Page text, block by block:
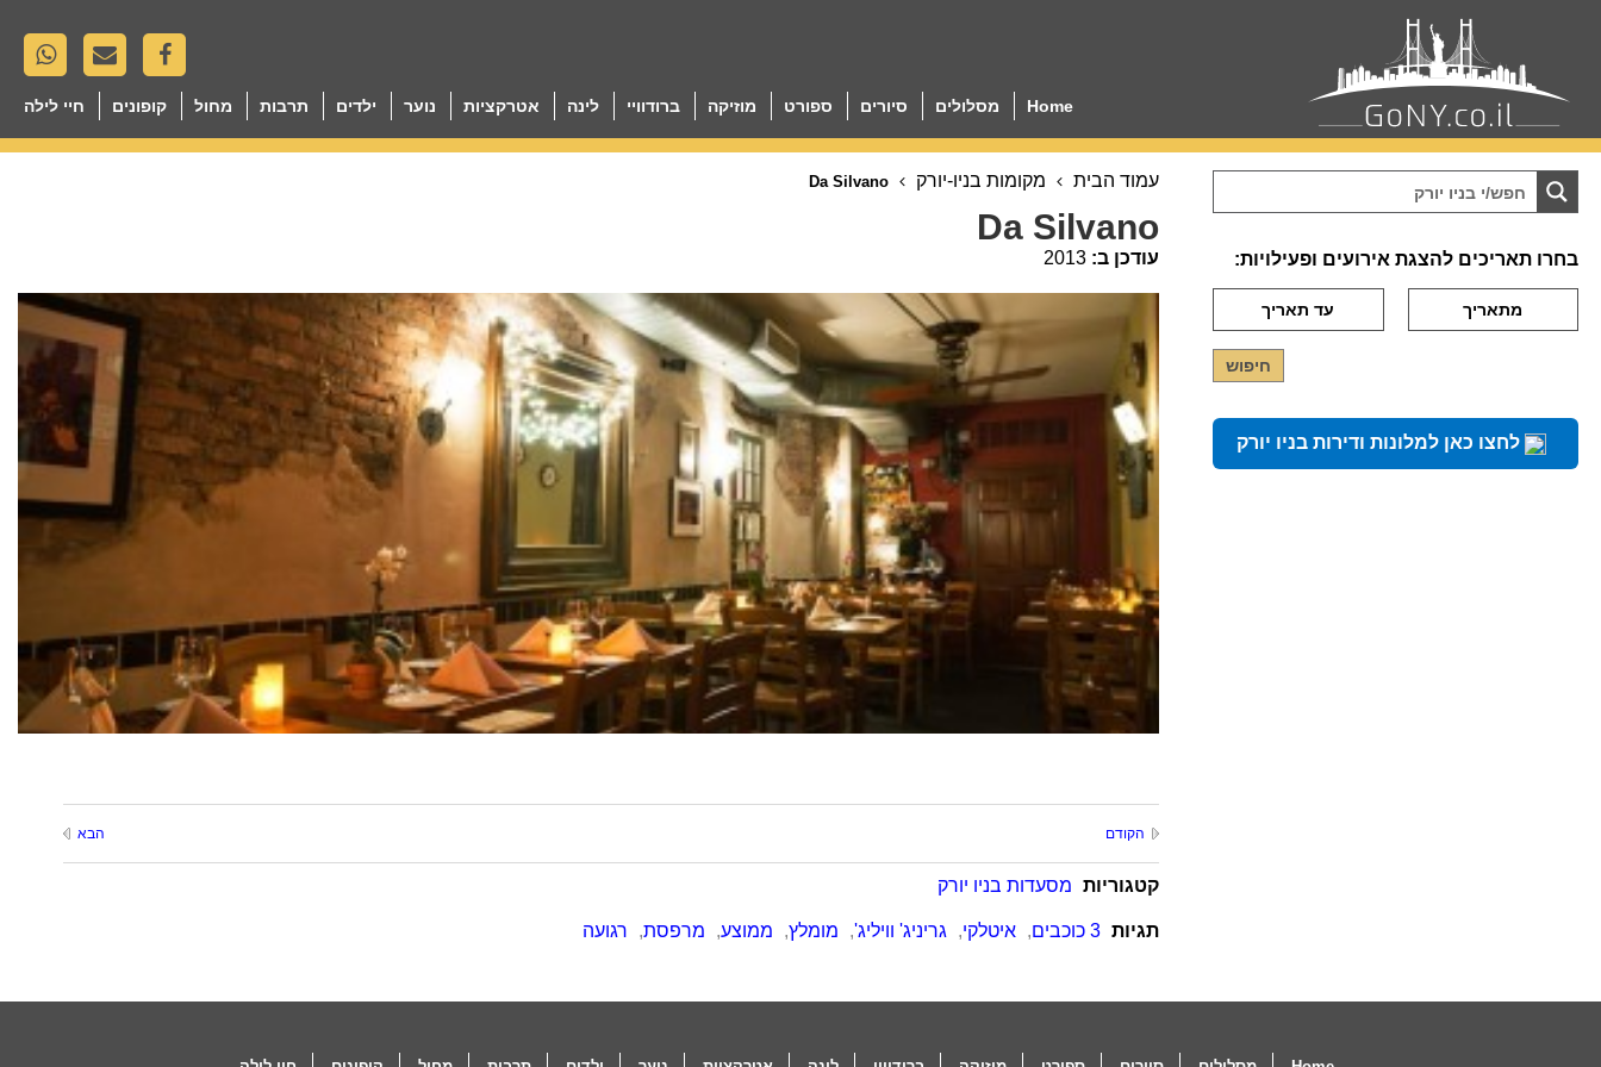
Home מסלולים סיורים ספורט מוזיקה ברודוויי לינה אטרקציות נוער ילדים תרבות מחול קופונים חיי לילה
עמוד הבית מקומות בניו-יורק
Da Silvano
עודכן ב: 2013
הקודם הבא
קטגוריות מסעדות בניו יורק
תגיות 3 כוכבים , איטלקי, גריניג' וויליג', מומלץ, ממוצע, מרפסת, רגועה
בחרו תאריכים להצגת אירועים ופעילויות:
לחצו כאן למלונות ודירות בניו יורק